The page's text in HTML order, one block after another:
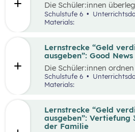
Die Schüler:innen
einmal werden möchten
der Beruf aussieht, den
erstellen ein kreatives
wählen können. In der
Auseinandersetzung mit
Vorstellungen über den
Erkenntnisse aus der
Außerdem erhalten die
entsprechen und welche
erwartet.
Schulstufe 6
Materials:
Lernstrecke “Geld
ausgeben”: Good News
Die Schüler:innen
Geld-Typen zu und
Tipps, die bei den
welche konkreten Tipps
ihrem Alter umsetzen
ihre Eltern beim
Schulstufe 6
Materials:
Lernstrecke “Geld
ausgeben”: Vertiefung
der Familie